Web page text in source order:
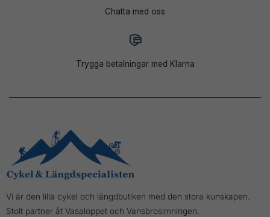
Chatta med oss
Trygga betalningar med Klarna
Vi är den lilla cykel och längdbutiken med den stora kunskapen.
Stolt partner åt Vasaloppet och Vansbrosimningen.